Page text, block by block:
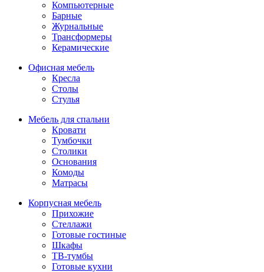
Компьютерные
Барные
Журнальные
Трансформеры
Керамические
Офисная мебель
Кресла
Столы
Стулья
Мебель для спальни
Кровати
Тумбочки
Столики
Основания
Комоды
Матрасы
Корпусная мебель
Прихожие
Стеллажи
Готовые гостиные
Шкафы
ТВ-тумбы
Готовые кухни